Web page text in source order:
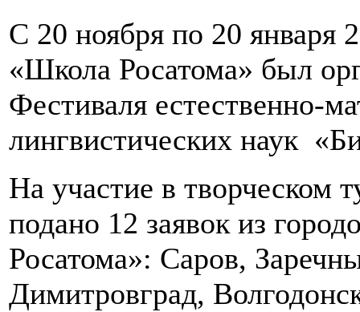
С 20 ноября по 20 января
«Школа Росатома» был
Фестиваля естественно-
лингвистических наук
На участие в творческом
подано 12 заявок из
Росатома»: Саров,
Димитровград,